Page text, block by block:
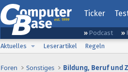
Ticker
Podcast
Aktuelles
Leserartikel Regeln
Foren Sonstiges Bildung, Beruf und